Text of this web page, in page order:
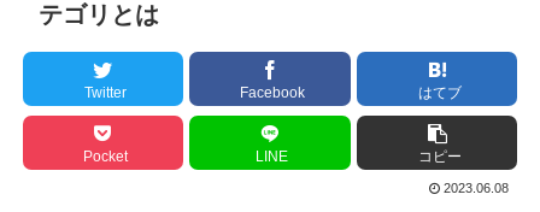
テゴリとは
Twitter Facebook はてブ
Pocket LINE コピー
2023.06.08